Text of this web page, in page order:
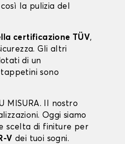
la pulizia del
certificazione TÜV,
Gli altri
di un
sono
MISURA. Il nostro
Oggi siamo
scelta di finiture per
V dei tuoi sogni.